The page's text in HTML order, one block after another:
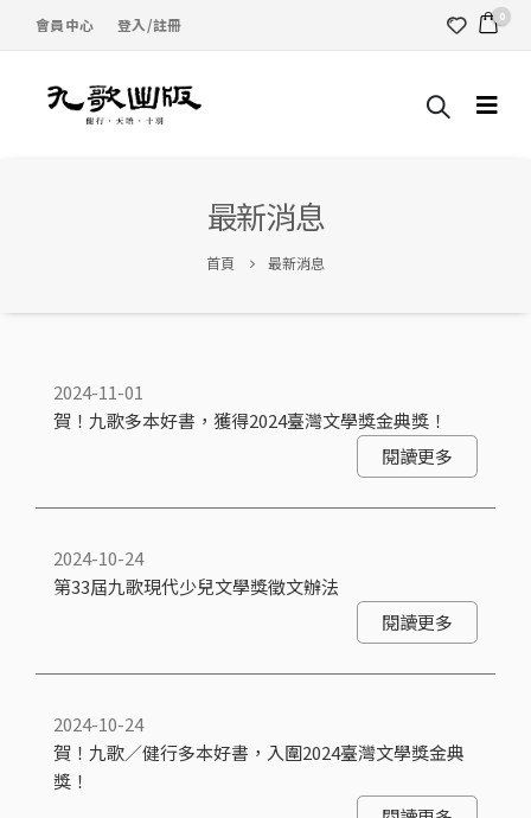
會員中心 登入/註冊 0
最新消息
首頁 最新消息
2024-11-01
賀！九歌多本好書，獲得2024臺灣文學獎金典獎！
閱讀更多
2024-10-24
第33屆九歌現代少兒文學獎徵文辦法
閱讀更多
2024-10-24
賀！九歌／健行多本好書，入圍2024臺灣文學獎金典
獎！